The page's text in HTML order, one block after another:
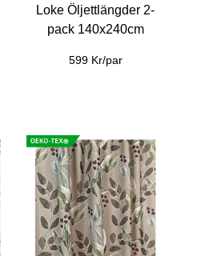
Loke Öljettlängder 2-
pack 140x240cm
599 Kr/par